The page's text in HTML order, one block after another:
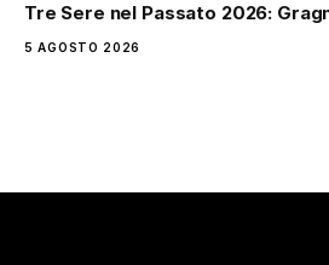
Tre Sere nel Passato 2026:
5 AGOSTO 2026